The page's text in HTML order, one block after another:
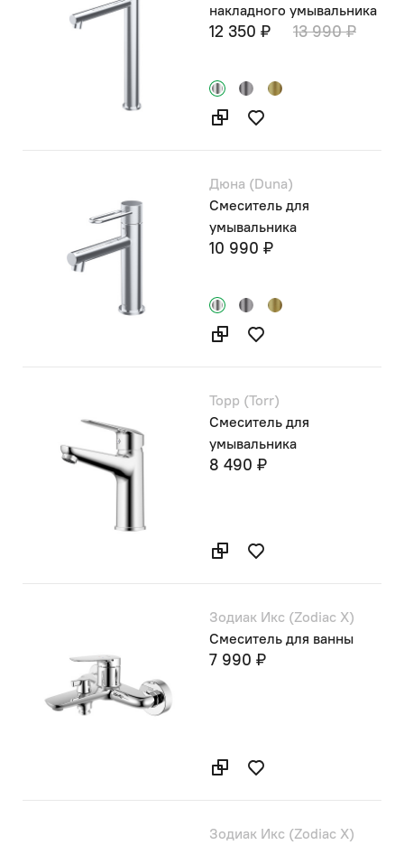
накладного умывальника
12 350 ₽ 13 990 ₽
Дюна (Duna)
Смеситель для
умывальника
10 990 ₽
Торр (Torr)
Смеситель для
умывальника
8 490 ₽
Зодиак Икс (Zodiac X)
Смеситель для ванны
7 990 ₽
Зодиак Икс (Zodiac X)